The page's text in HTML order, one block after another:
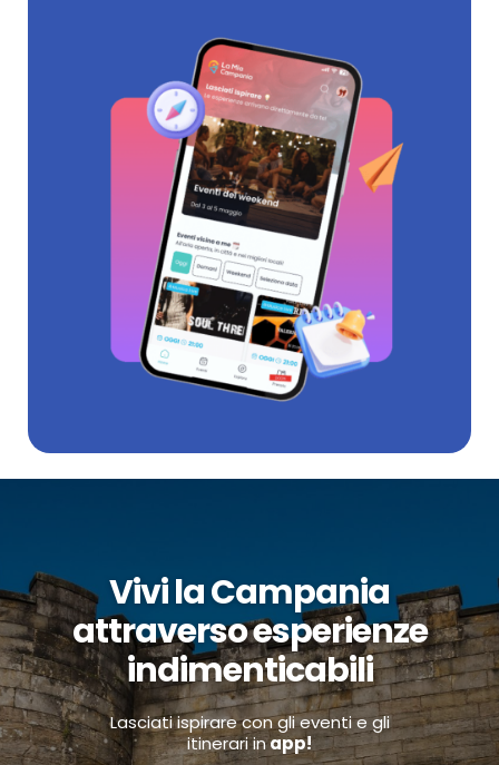
Vivi la Campania
attraverso esperienze
indimenticabili
Lasciati ispirare con gli eventi e gli
itinerari inapp!